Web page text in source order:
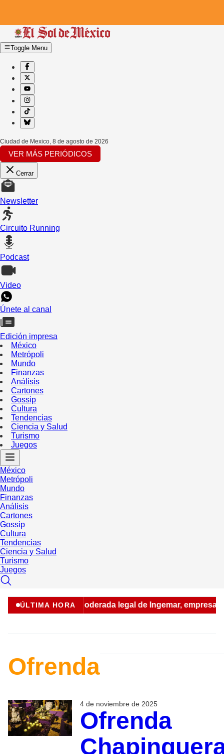
Toggle Menu
Ciudad de Mexico, 8 de agosto de 2026
VER MÁS PERIÓDICOS
Cerrar
Newsletter
Circuito Running
Podcast
Video
Únete al canal
Edición impresa
México
Metrópoli
Mundo
Finanzas
Análisis
Cartones
Gossip
Cultura
Tendencias
Ciencia y Salud
Turismo
Juegos
México
Metrópoli
Mundo
Finanzas
Análisis
Cartones
Gossip
Cultura
Tendencias
Ciencia y Salud
Turismo
Juegos
ÚLTIMA HORA
Guadalupe N apoderada legal de Ingemar, empresa
Ofrenda
4 de noviembre de 2025
Ofrenda